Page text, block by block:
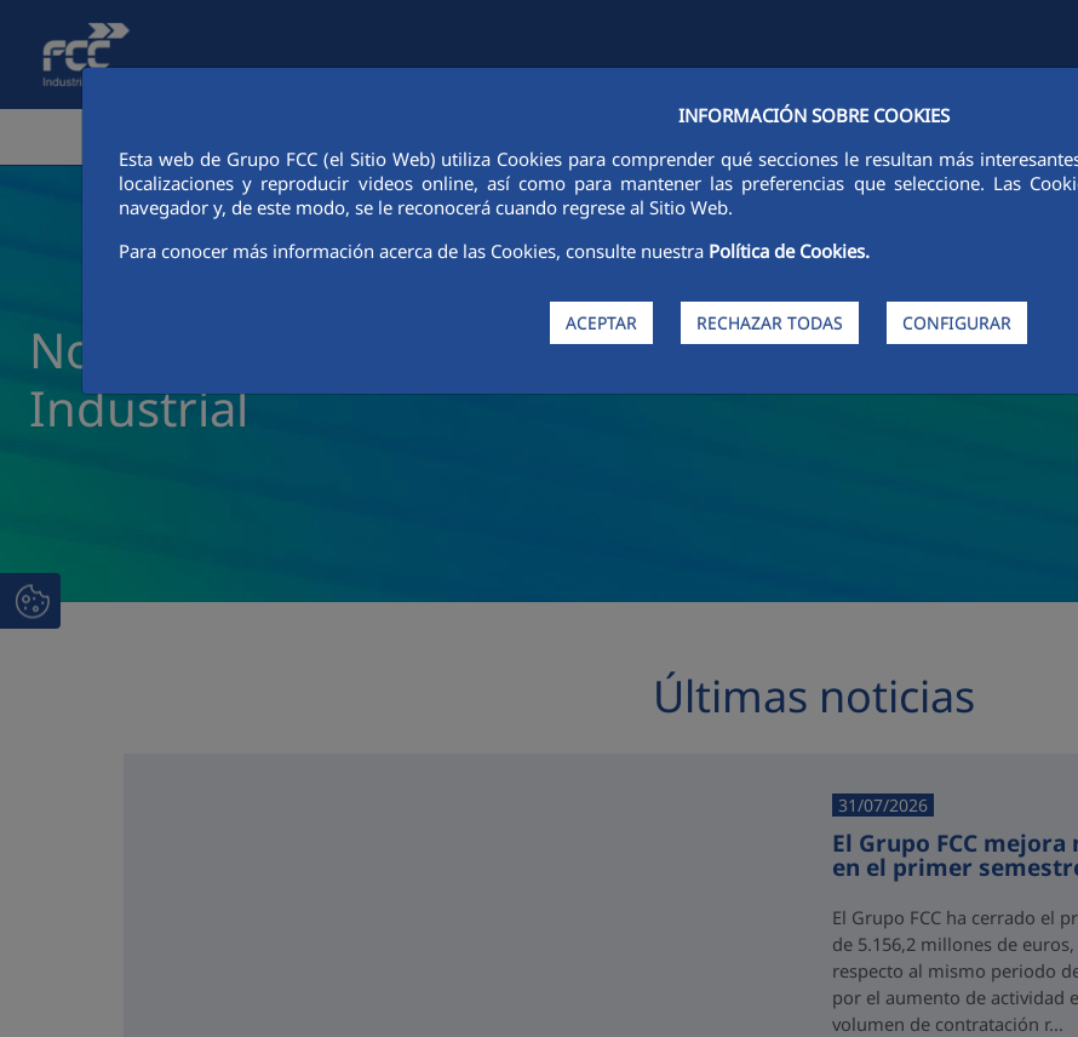
Saltar al contenido principal
INFORMACIÓN SOBRE COOKIES
Esta web de Grupo FCC (el Sitio Web) utiliza Cookies para comprender qué secciones le resultan más
localizaciones y reproducir videos online, así como para mantener las preferencias que seleccione. Las
navegador y, de este modo, se le reconocerá cuando regrese al Sitio Web.
Para conocer más información acerca de las Cookies, consulte nuestra Política de Cookies.
ACEPTAR RECHAZAR TODAS CONFIGURAR
Noticias y actualidad de FCC
Industrial
Últimas noticias
31/07/2026
El Grupo FCC
en el primer
El Grupo FCC ha cerrado el
de 5.156,2 millones de
respecto al mismo periodo
por el aumento de actividad
volumen de contratación r...